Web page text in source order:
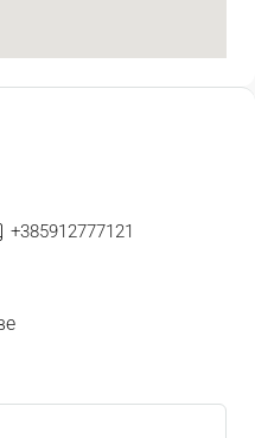
+385912777121